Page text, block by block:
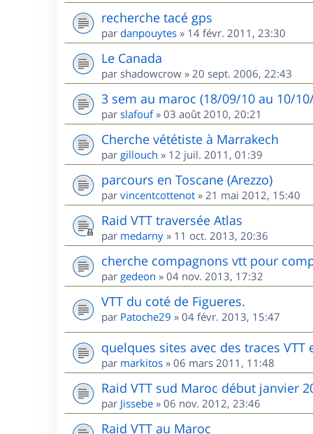
recherche tacé gps
par danpouytes » 14 févr. 2011, 23:30
Le Canada
par shadowcrow » 20 sept. 2006, 22:43
3 sem au maroc (18/09/10 au 10/
par slafouf» 03 août 2010, 20:21
Cherche vététiste à Marrakech
par gillouch » 12 juil. 2011, 01:39
parcours en Toscane (Arezzo)
par vincentcottenot » 21 mai 2012, 15:40
Raid VTT traversée Atlas
par medarny » 11 oct. 2013, 20:36
cherche compagnons vtt pour
par gedeon » 04 nov. 2013, 17:32
VTT du coté de Figueres.
par Patoche29 » 04 févr. 2013, 15:47
quelques sites avec des traces VTT
par markitos » 06 mars 2011, 11:48
Raid VTT sud Maroc début janvier
par Jissebe » 06 nov. 2012, 23:46
Raid VTT au Maroc